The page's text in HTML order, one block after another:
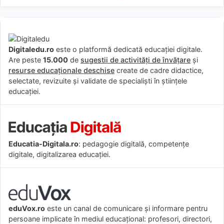
Digitaledu.ro este o platformă dedicată educației digitale.
Are peste 15.000 de sugestii de activități de învățare și
resurse educaționale deschise create de cadre didactice,
selectate, revizuite și validate de specialiști în științele
educației.
Educatia-Digitala.ro: pedagogie digitală, competențe
digitale, digitalizarea educației.
eduVox.ro este un canal de comunicare și informare pentru
persoane implicate în mediul educațional: profesori, directori,